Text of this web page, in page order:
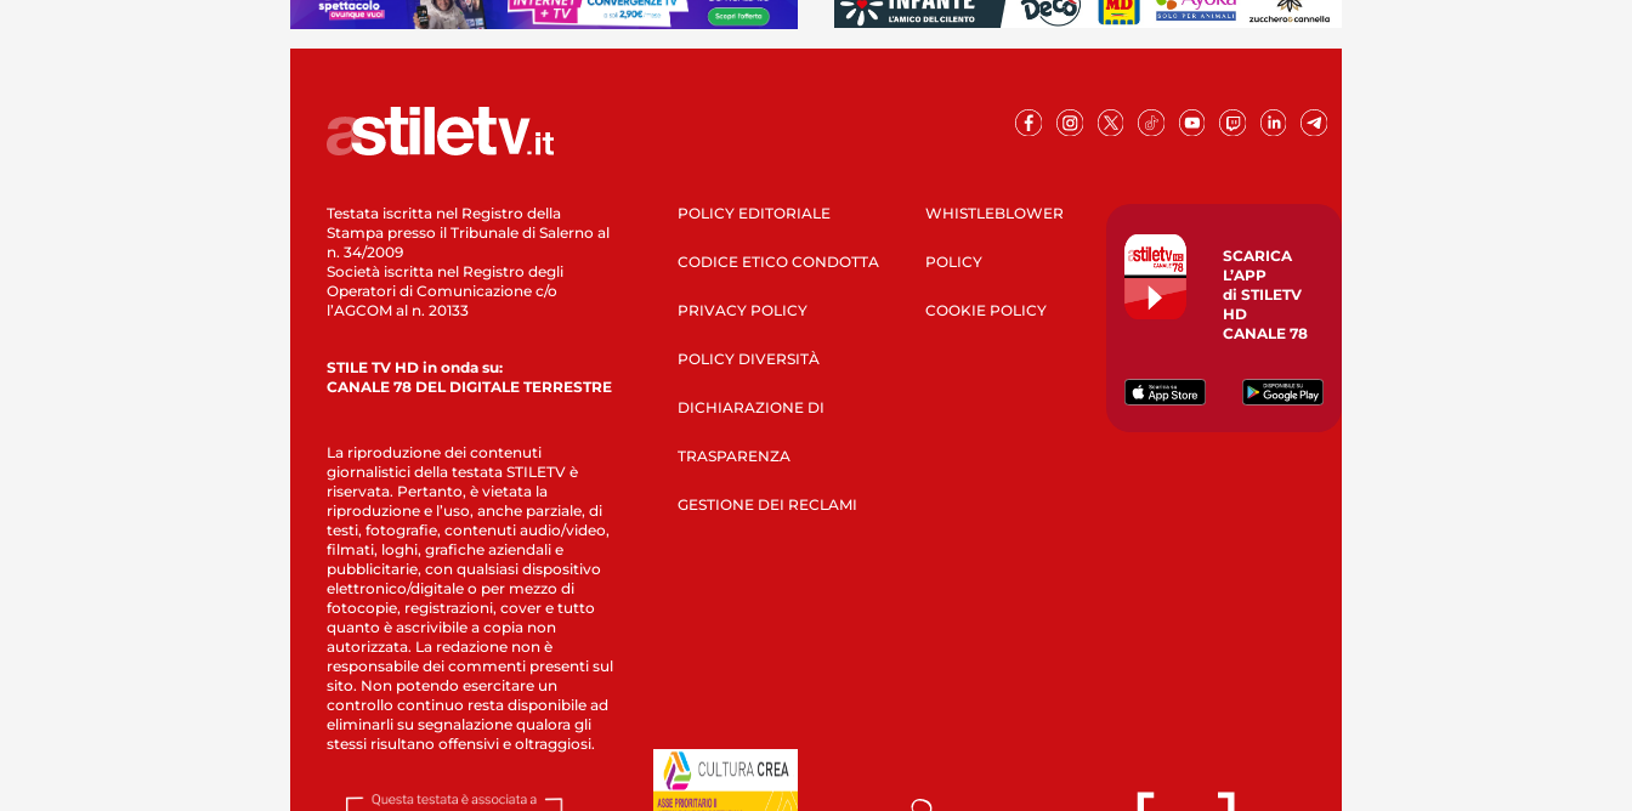
Testata iscritta nel Registro della
Stampa presso il Tribunale di Salerno al
n. 34/2009
Società iscritta nel Registro degli
Operatori di Comunicazione c/o
l’AGCOM al n. 20133
STILE TV HD in onda su:
CANALE 78 DEL DIGITALE TERRESTRE
La riproduzione dei contenuti
giornalistici della testata STILETV è
riservata. Pertanto, è vietata la
riproduzione e l’uso, anche parziale, di
testi, fotografie, contenuti audio/video,
filmati, loghi, grafiche aziendali e
pubblicitarie, con qualsiasi dispositivo
elettronico/digitale o per mezzo di
fotocopie, registrazioni, cover e tutto
quanto è ascrivibile a copia non
autorizzata. La redazione non è
responsabile dei commenti presenti sul
sito. Non potendo esercitare un
controllo continuo resta disponibile ad
eliminarli su segnalazione qualora gli
stessi risultano offensivi e oltraggiosi.
POLICY EDITORIALE
CODICE ETICO CONDOTTA
PRIVACY POLICY
POLICY DIVERSITÀ
DICHIARAZIONE DI
TRASPARENZA
GESTIONE DEI RECLAMI
WHISTLEBLOWER
POLICY
COOKIE POLICY
SCARICA
L’APP
di STILETV
HD
CANALE 78